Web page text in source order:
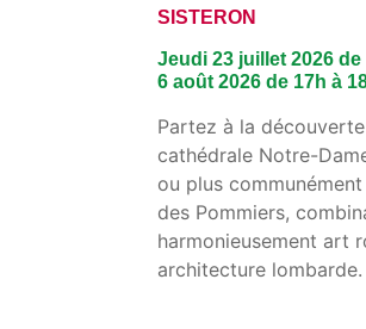
SISTERON
Jeudi 23 juillet 2026
6 août 2026 de 17h à
Partez à la
cathédrale Notre-
ou plus
des Pommiers,
harmonieusement art
architecture lombarde.